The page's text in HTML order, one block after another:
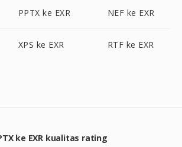
PPTX ke EXR NEF ke EXR
XPS ke EXR RTF ke EXR
ke EXR kualitas rating